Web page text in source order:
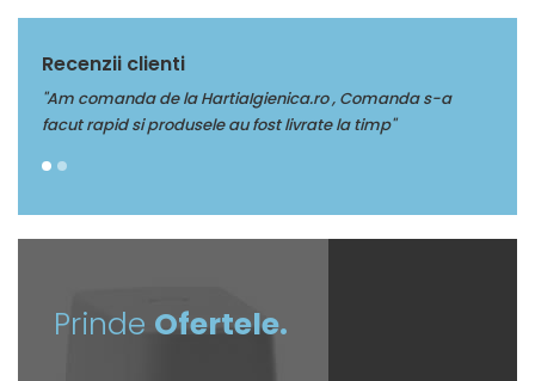
Recenzii clienti
"Am comanda de la HartiaIgienica.ro , Comanda s-a
facut rapid si produsele au fost livrate la timp"
Prinde Ofertele.